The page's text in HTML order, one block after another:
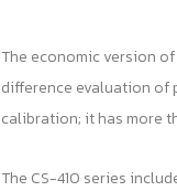
The economic version
difference evaluation of
calibration; it has more
The CS-410 series